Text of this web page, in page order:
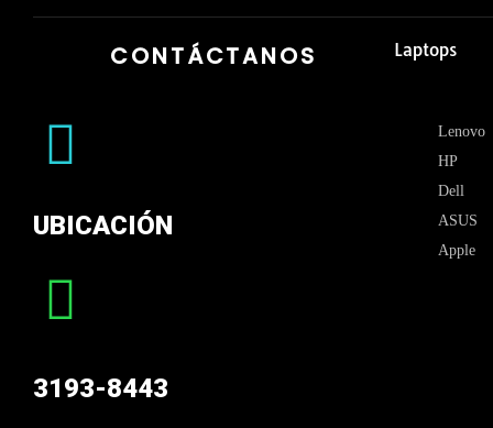
CONTÁCTANOS
UBICACIÓN
3193-8443
Laptops
Lenovo
HP
Dell
ASUS
Apple